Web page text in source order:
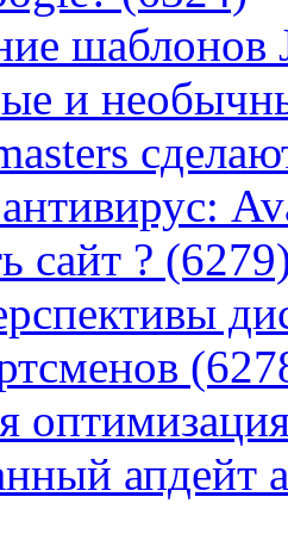
шаблонов
и
сайт ?
апдейт